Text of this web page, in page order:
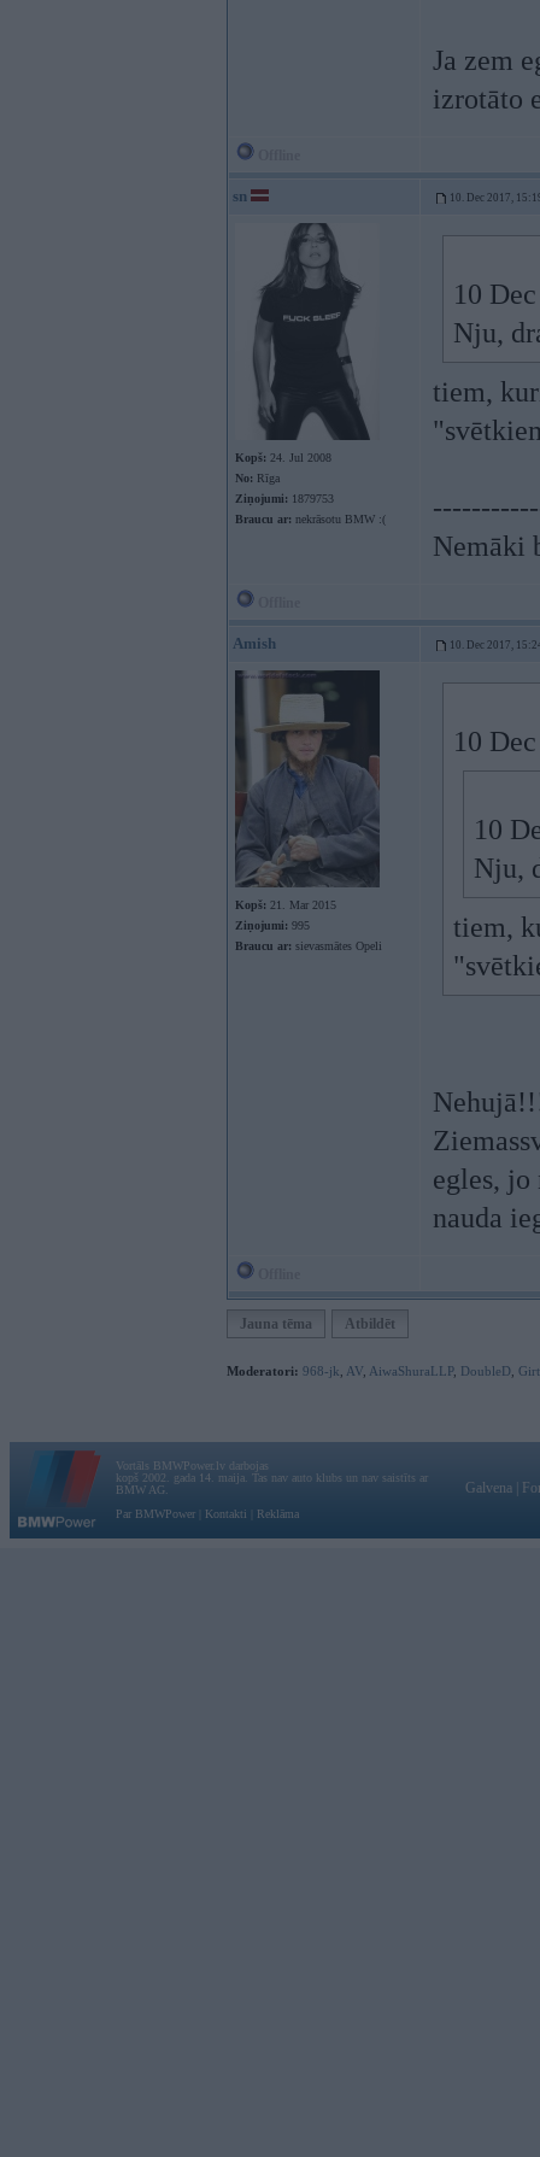
Ja zem
izrotāto
sn 10. Dec 2017,
Kopš: 24. Jul 2008
No: Rīga
Ziņojumi: 1879753
Braucu ar: nekrāsotu BMW :(
10
Nju,
tiem,
Nemāki
Amish 10. Dec 2017,
Kopš: 21. Mar 2015
Ziņojumi: 995
Braucu ar: sievasmātes Opeli
10
10
Nju,
tiem,
egles, jo
nauda
Jauna tēma Atbildēt
Moderatori: 968-jk AV AiwaShuraLLP, DoubleD
Vortāls BMWPower.lv darbojas
kopš 2002. gada 14. maija. Tas nav auto klubs un nav saistīts ar
BMW AG.
Par BMWPower
Kontakti Reklāma
Galvena